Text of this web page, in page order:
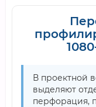
В проектной
выделяют
перфорация,